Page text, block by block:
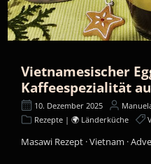
Vietnamesischer
Kaffeespezialität
10. Dezember 2025
Rezepte | 🌍 Länderküche
Masawi Rezept · Vietnam ·